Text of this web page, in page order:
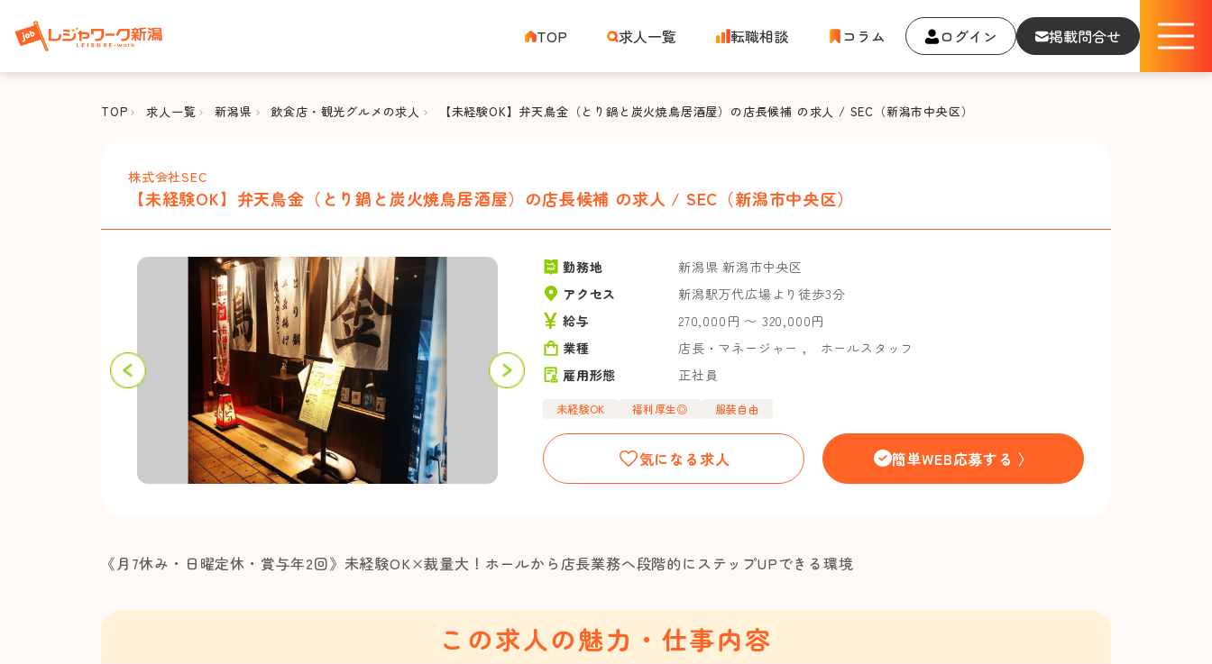
TOP 求人一覧 転職相談 コラム ログイン 掲載問合せ
TOP 求人一覧 新潟県 飲食店・観光グルメの求人 【未経験OK】弁天鳥金（とり鍋と炭火焼鳥居酒屋）の店長候補 の求人 / SEC（新潟市中央区）
株式会社SEC
【未経験OK】弁天鳥金（とり鍋と炭火焼鳥居酒屋）の店長候補 の求人 / SEC（新潟市中央区）
勤務地
新潟県 新潟市中央区
アクセス
新潟駅万代広場より徒歩3分
給与
270,000円 〜 320,000円
業種
店長・マネージャー，
ホールスタッフ
雇用形態
正社員
未経験OK 福利厚生◎ 服装自由
気になる求人 簡単WEB応募する 〉
《月7休み・日曜定休・賞与年2回》未経験OK×裁量大！ホールから店長業務へ段階的にステップUPできる環境
この求人の魅力・仕事内容